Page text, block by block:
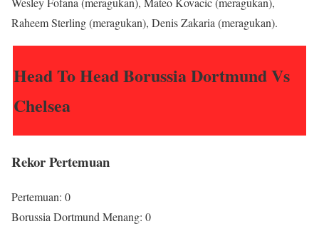
Raheem Sterling (meragukan), Denis Zakaria (meragukan).
Head To Head Borussia Dortmund Vs
Chelsea
Rekor Pertemuan
Pertemuan: 0
Borussia Dortmund Menang: 0